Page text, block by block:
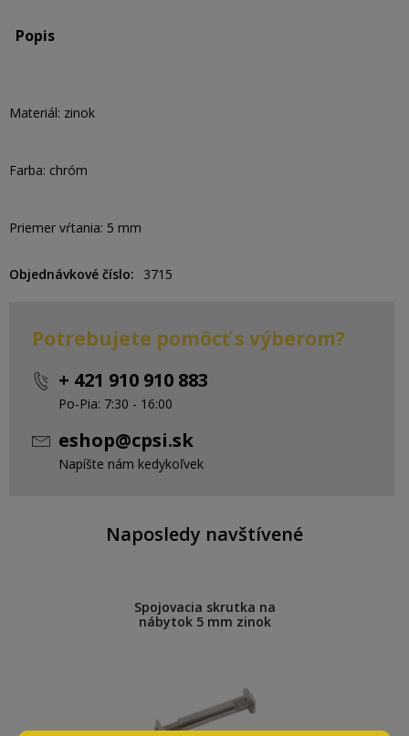
Popis
Materiál: zinok
Farba: chróm
Priemer vŕtania: 5 mm
Objednávkové číslo 3715
Potrebujete pomôcť s výberom?
+ 421 910 910 883
Po-Pia: 7:30 - 16:00
eshop@cpsi.sk
Napíšte nám kedykoľvek
Naposledy navštívené
Spojovacia skrutka na
nábytok 5 mm zinok